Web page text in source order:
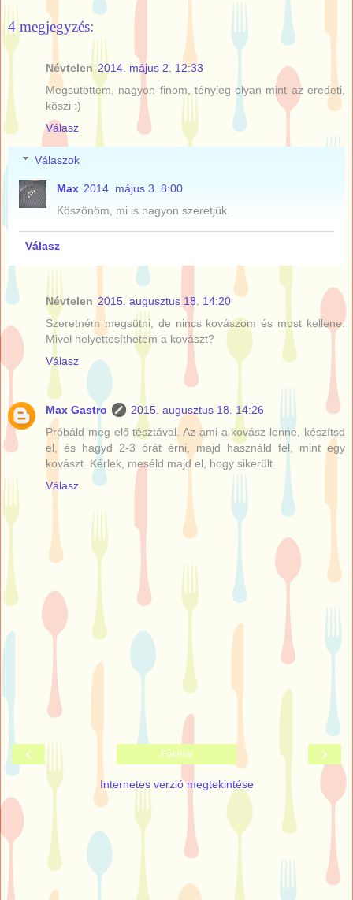
4 megjegyzés:
Névtelen 2014. május 2. 12:33
Megsütöttem, nagyon finom, tényleg olyan mint az eredeti,
köszi :)
Válasz
Válaszok
Max 2014. május 3. 8:00
Köszönöm, mi is nagyon szeretjük.
Válasz
Névtelen 2015. augusztus 18. 14:20
Szeretném megsütni, de nincs kovászom és most kellene.
Mivel helyettesíthetem a kovászt?
Válasz
Max Gastro
2015. augusztus 18. 14:26
Próbáld meg elő tésztával. Az ami a kovász lenne, készítsd
el, és hagyd 2-3 órát érni, majd használd fel, mint egy
kovászt. Kérlek, meséld majd el, hogy sikerült.
Válasz
‹ ›
Főoldal
Internetes verzió megtekintése